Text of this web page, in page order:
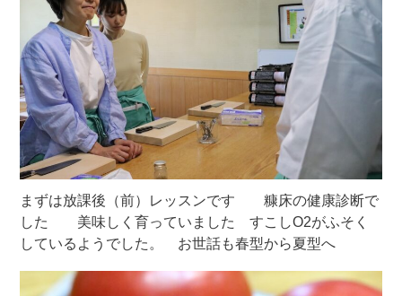
まずは放課後（前）レッスンです 糠床の健康診断で
した 美味しく育っていました すこしO2がふそく
しているようでした。 お世話も春型から夏型へ